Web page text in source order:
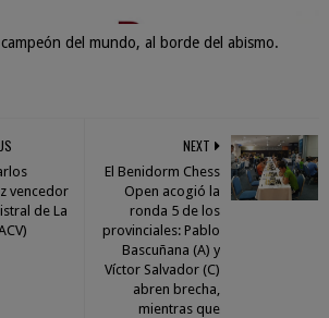
del mundo, al borde del abismo.
NEXT
El Benidorm Chess
Open acogió la
ronda 5 de los
provinciales: Pablo
Bascuñana (A) y
Víctor Salvador (C)
abren brecha,
mientras que
vencedor
de La